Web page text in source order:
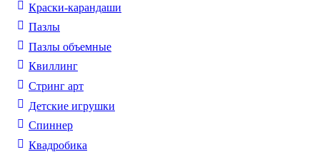
Краски-карандаши
Пазлы
Пазлы объемные
Квиллинг
Стринг арт
Детские игрушки
Спиннер
Квадробика